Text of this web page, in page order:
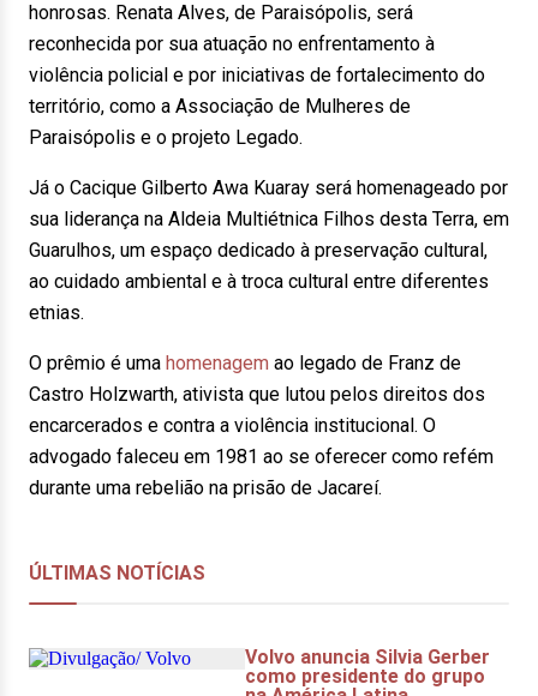
honrosas. Renata Alves, de Paraisópolis, será
reconhecida por sua atuação no enfrentamento à
violência policial e por iniciativas de fortalecimento do
território, como a Associação de Mulheres de
Paraisópolis e o projeto Legado.
Já o Cacique Gilberto Awa Kuaray será homenageado por
sua liderança na Aldeia Multiétnica Filhos desta Terra, em
Guarulhos, um espaço dedicado à preservação cultural,
ao cuidado ambiental e à troca cultural entre diferentes
etnias.
O prêmio é uma homenagem ao legado de Franz de
Castro Holzwarth, ativista que lutou pelos direitos dos
encarcerados e contra a violência institucional. O
advogado faleceu em 1981 ao se oferecer como refém
durante uma rebelião na prisão de Jacareí.